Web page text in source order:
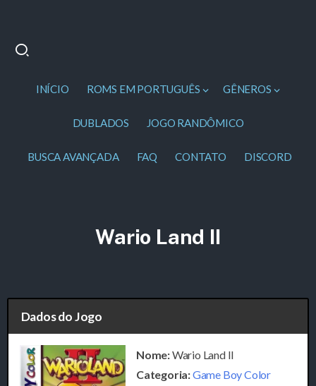
INÍCIO ROMS EM PORTUGUÊS GÊNEROS
DUBLADOS JOGO RANDÔMICO
BUSCA AVANÇADA FAQ CONTATO DISCORD
Wario Land II
Dados do Jogo
Nome:Wario Land II
Categoria:Game Boy Color